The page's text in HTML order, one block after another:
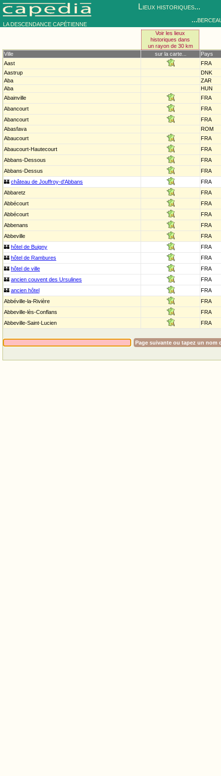
LA DESCENDANCE CAPÉTIENNE
Lieux historiques...
Voir les lieux
historiques dans
un rayon de 30 km
Ville
sur la carte...
Pays
Aast
FRA
Aastrup
DNK
Aba
ZAR
Aba
HUN
Abainville
FRA
Abancourt
FRA
Abancourt
FRA
Abasfava
ROM
Abaucourt
FRA
Abaucourt-Hautecourt
FRA
Abbans-Dessous
FRA
Abbans-Dessus
FRA
🏰 château de Jouffroy-d'Abbans
FRA
Abbaretz
FRA
Abbécourt
FRA
Abbécourt
FRA
Abbenans
FRA
Abbeville
FRA
🏰 hôtel de Buigny
FRA
🏰 hôtel de Rambures
FRA
🏰 hôtel de ville
FRA
🏰 ancien couvent des Ursulines
FRA
🏰 ancien hôtel
FRA
Abbéville-la-Rivière
FRA
Abbeville-lès-Conflans
FRA
Abbeville-Saint-Lucien
FRA